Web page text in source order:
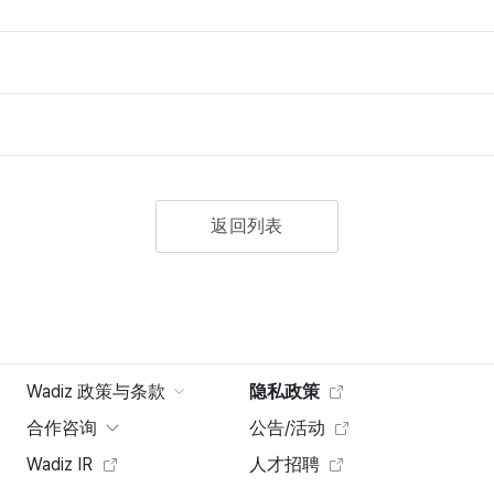
返回列表
Wadiz 政策与条款
隐私政策
合作咨询
公告/活动
Wadiz IR
人才招聘